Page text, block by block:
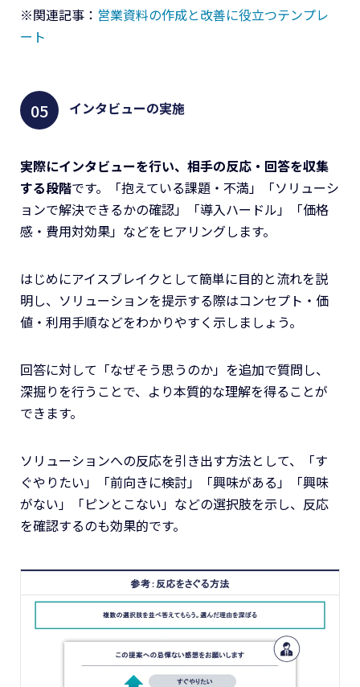
※関連記事： 営業資料の作成と改善に役立つテンプレ
ート
インタビューの実施
実際にインタビューを行い、相手の反応・回答を収集
する段階です。「抱えている課題・不満」「ソリューシ
ョンで解決できるかの確認」「導入ハードル」「価格
感・費用対効果」などをヒアリングします。
はじめにアイスブレイクとして簡単に目的と流れを説
明し、ソリューションを提示する際はコンセプト・価
値・利用手順などをわかりやすく示しましょう。
回答に対して「なぜそう思うのか」を追加で質問し、
深掘りを行うことで、より本質的な理解を得ることが
できます。
ソリューションへの反応を引き出す方法として、「す
ぐやりたい」「前向きに検討」「興味がある」「興味
がない」「ピンとこない」などの選択肢を示し、反応
を確認するのも効果的です。